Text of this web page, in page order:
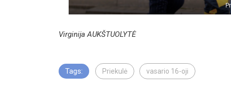
Virginija AUKŠTUOLYTĖ
Tags: Priekulė vasario 16-oji